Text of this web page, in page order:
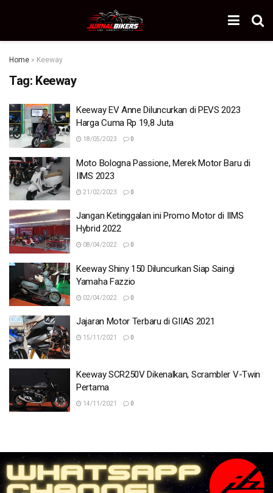
Home » Keeway
Tag: Keeway
Keeway EV Anne Diluncurkan di PEVS 2023
Harga Cuma Rp 19,8 Juta
18/05/2023 0
Moto Bologna Passione, Merek Motor Baru di
IIMS 2023
21/02/2023 0
Jangan Ketinggalan ini Promo Motor di IIMS
Hybrid 2022
08/04/2022 0
Keeway Shiny 150 Diluncurkan Siap Saingi
Yamaha Fazzio
02/04/2022 0
Jajaran Motor Terbaru di GIIAS 2021
15/11/2021 0
Keeway SCR250V Dikenalkan, Scrambler V-Twin
Pertama
14/11/2021 0